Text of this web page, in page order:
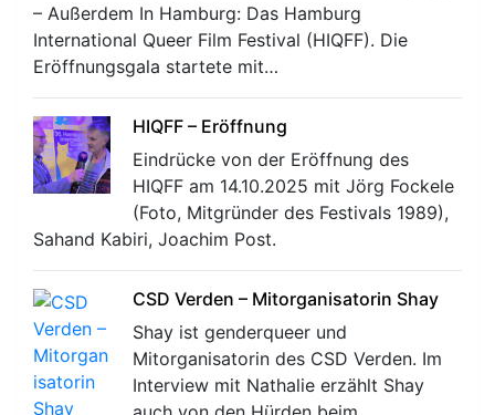
– Außerdem In Hamburg: Das Hamburg
International Queer Film Festival (HIQFF). Die
Eröffnungsgala startete mit…
HIQFF – Eröffnung
Eindrücke von der Eröffnung des
HIQFF am 14.10.2025 mit Jörg Fockele
(Foto, Mitgründer des Festivals 1989),
Sahand Kabiri, Joachim Post.
CSD Verden – Mitorganisatorin Shay
Shay ist genderqueer und
Mitorganisatorin des CSD Verden. Im
Interview mit Nathalie erzählt Shay